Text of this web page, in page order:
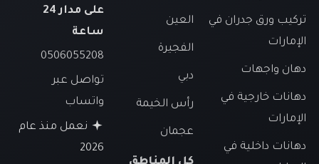
تركيب ورق جدران في
الإمارات
دهان واجهات
دهانات خارجية في
الإمارات
دهانات داخلية في
العين
الفجيرة
دبي
رأس الخيمة
عجمان
على مدار 24
ساعة
0506055208
تواصل عبر
واتساب
نعمل منذ عام
2026